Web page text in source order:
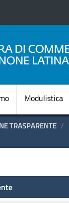
Modulistica
TRASPARENTE